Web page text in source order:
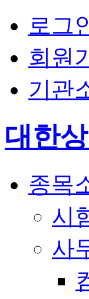
로그
회원
기관
대한
종목
시
사